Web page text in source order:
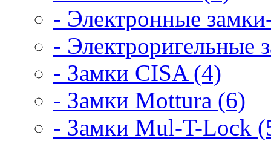
- Электронные
-
- Замки CISA (4)
- Замки Mottura (6)
- Замки Mul-T-Lock